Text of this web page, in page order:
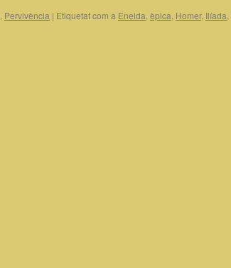
Pervivència | Etiquetat com a Eneida èpica Homer, Ilíada